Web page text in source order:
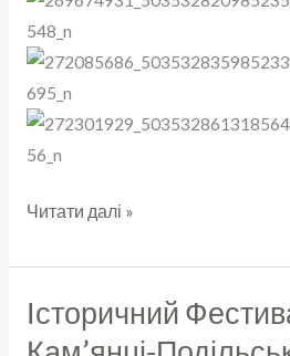
Читати далі »
Історичний
Історичний
Фестиваль